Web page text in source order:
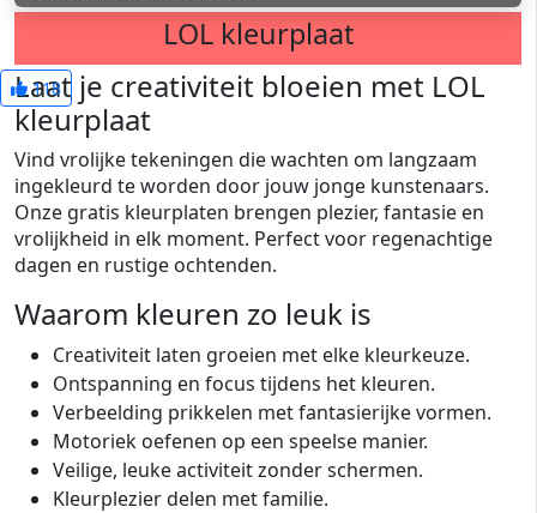
LOL kleurplaat
118
Laat je creativiteit bloeien met LOL
kleurplaat
Vind vrolijke tekeningen die wachten om langzaam
ingekleurd te worden door jouw jonge kunstenaars.
Onze gratis kleurplaten brengen plezier, fantasie en
vrolijkheid in elk moment. Perfect voor regenachtige
dagen en rustige ochtenden.
Waarom kleuren zo leuk is
Creativiteit laten groeien met elke kleurkeuze.
Ontspanning en focus tijdens het kleuren.
Verbeelding prikkelen met fantasierijke vormen.
Motoriek oefenen op een speelse manier.
Veilige, leuke activiteit zonder schermen.
Kleurplezier delen met familie.